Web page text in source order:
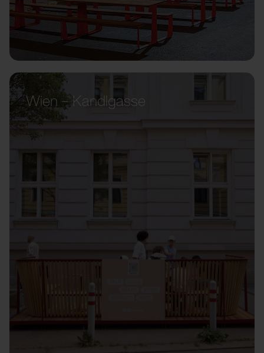
Wien – Kandlgasse